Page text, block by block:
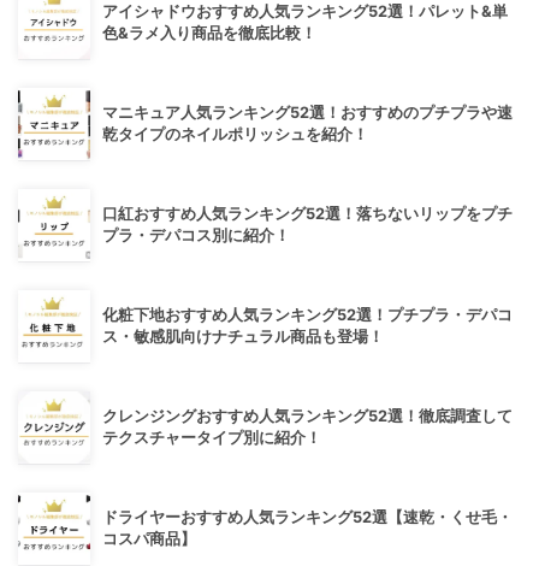
アイシャドウおすすめ人気ランキング52選！パレット&単
色&ラメ入り商品を徹底比較！
マニキュア人気ランキング52選！おすすめのプチプラや速
乾タイプのネイルポリッシュを紹介！
口紅おすすめ人気ランキング52選！落ちないリップをプチ
プラ・デパコス別に紹介！
化粧下地おすすめ人気ランキング52選！プチプラ・デパコ
ス・敏感肌向けナチュラル商品も登場！
クレンジングおすすめ人気ランキング52選！徹底調査して
テクスチャータイプ別に紹介！
ドライヤーおすすめ人気ランキング52選【速乾・くせ毛・
コスパ商品】